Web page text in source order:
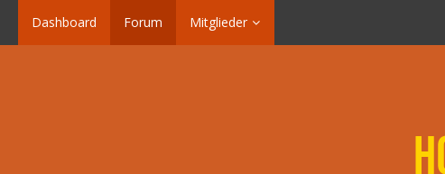
Dashboard Forum Mitglieder